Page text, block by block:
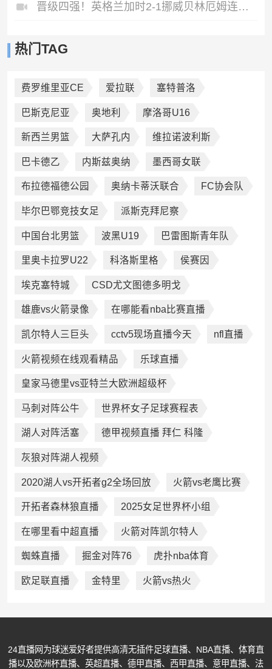
晋级四强！英格兰加时2-1挪威贝林厄姆连场双响谢尔德鲁普破门
热门TAG
费罗维里亚CE 爱拉联 塞特普洛
巴斯克尼亚 奥地利 摩洛哥U16
新西兰男篮 大萨孔内 维拉诺波利斯
巴卡德乙 内斯兹奥纳 墨西哥女联
布拉德福德公园 奥纳卡蒂沃联合 FC协会队
毕尔巴鄂竞技女足 派斯克拜尼察
中国台北男篮 波黑U19 巴雷图斯青年队
里奥卡拉罗U22 科洛斯里格 侯赛因
埃克塞特城 CSD尤文图德多明戈
雄鹿vs火箭录像 在哪能看nba比赛直播
凯尔特人三巨头 cctv5现场直播今天 nfl直播
火箭视频在线观看精品 乐球直播
皇家马德里vs亚特兰大欧洲超级杯
马刺对阵公牛 世界杯女子足球赛程表
湖人对阵活塞 德甲视频直播 拜仁 科隆
灰狼对阵湖人视频
2020湖人vs开拓者g2全场回放 火箭vs老鹰比赛
开拓者森林狼直播 2025女足世界杯小组
在哪里看中超直播 火箭对阵凯尔特人
蜘蛛直播 掘金对阵76 虎扑nba体育
欧足联直播 金特里 火箭vs热火
24直播网为球迷爱好者提供高清无插件足球直播、NBA直播、体育直
播以及欧洲杯直播、英超直播、德甲直播、西甲直播、意甲直播、法